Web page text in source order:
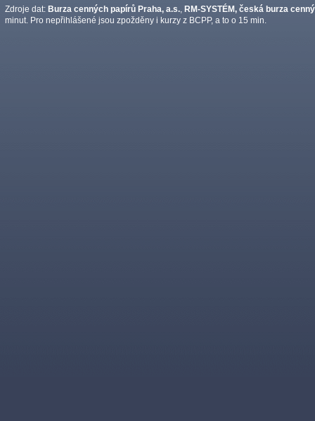
Zdroje dat: Burza cenných papírů Praha, a.s. RM-SYSTÉM, česká burza
minut. Pro nepřihlášené jsou zpožděny i kurzy z BCPP, a to o 15 min.